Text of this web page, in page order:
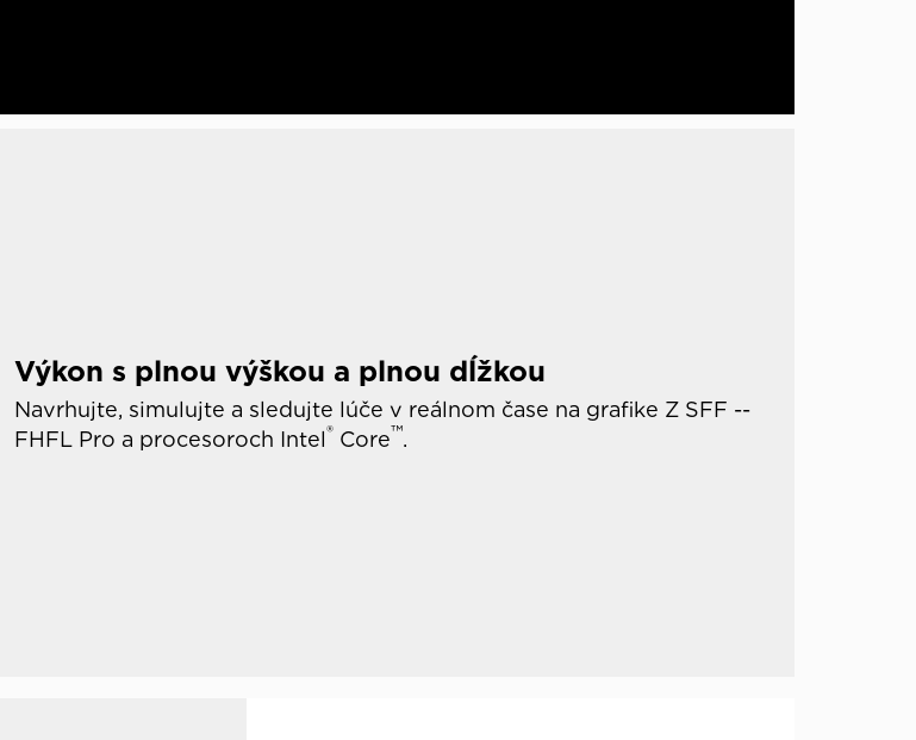
Výkon s plnou výškou a plnou dĺžkou
Navrhujte, simulujte a sledujte lúče v reálnom čase na grafike Z SFF --
FHFL Pro a procesoroch Intel® Core™.